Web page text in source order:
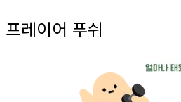
프레이어 푸쉬